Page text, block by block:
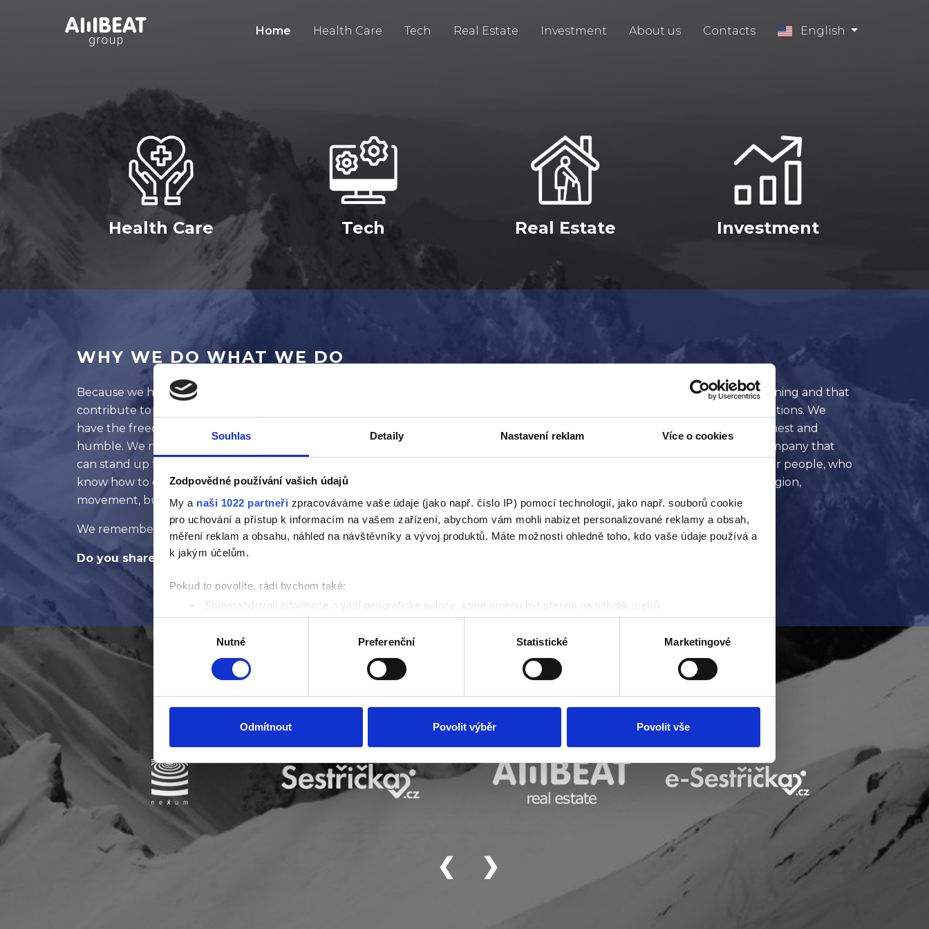
Souhlas Detaily Nastavení reklam Více o cookies
Zodpovědné používání vašich údajů
My a naši 1022 partneři zpracováváme vaše údaje (jako např. číslo IP) pomocí technologií, jako např. souborů cookie
pro uchování a přístup k informacím na vašem zařízení, abychom vám mohli nabízet personalizované reklamy a obsah,
měření reklam a obsahu, náhled na návštěvníky a vývoj produktů. Máte možnosti ohledně toho, kdo vaše údaje používá a
k jakým účelům.
Pokud to povolíte, rádi bychom také:
Shromažďovali informace o vaší geografické poloze, které mohou být přesné na několik metrů
Identifikovali vaše zařízení pomocí aktivního skenování pro konkrétní charakteristiky (otisk prstu)
Zjistěte více o tom, jak zpracováváme vaše osobní údaje, a nastavte si předvolby v
části s podrobnostmi. Svůj souhlas
můžete kdykoliv změnit nebo odvolat v části Prohlášení o souborech cookie.
cookie. Informace o tom, jak náš web používáte, sdílíme se svými partnery pro sociální média, inzerci a analýzy. Partneři
tyto údaje mohou zkombinovat s dalšími informacemi, které jste jim poskytli nebo které získali v důsledku toho, že
Výběr
souhlasu
Nutné Preferenční Statistické Marketingové
Odmítnout Povolit výběr Povolit vše
Home Health Care Tech Real Estate Investment About us Contacts English
Health Care Tech Real Estate Investment
WHY WE DO WHAT WE DO
Because we have a responsibility for what our future looks like. We spend our time on projects that we enjoy, that give us meaning and that
contribute to the development of the community of people with whom we share our daily lives. We love new ideas and innovations. We
have the freedom to create, so we create. We are open to other opinions, tolerant, and free from prejudice. We strive to be honest and
humble. We never give up and fear is not an option for us. Gradually, patiently and with humility, we strive to build a global company that
can stand up to international competition. We are convinced that there is always a solution for every problem. Our capital is our people, who
know how to organize and manage information. We realize that we live in a unique time of freedom of: speech, conscience, religion,
movement, business and we are grateful for it.
We remember that "it is forbidden to take anything to the grave." And we're lucky, too. Thank God.
Do you share our approach?